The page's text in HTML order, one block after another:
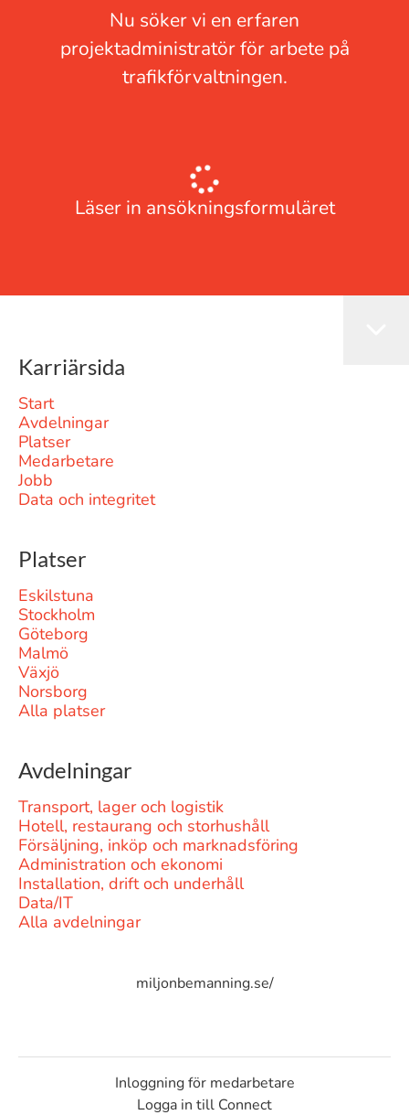
Nu söker vi en erfaren
projektadministratör för arbete på
trafikförvaltningen.
Läser in ansökningsformuläret
Karriärsida
Start
Avdelningar
Platser
Medarbetare
Jobb
Data och integritet
Platser
Eskilstuna
Stockholm
Göteborg
Malmö
Växjö
Norsborg
Alla platser
Avdelningar
Transport, lager och logistik
Hotell, restaurang och storhushåll
Försäljning, inköp och marknadsföring
Administration och ekonomi
Installation, drift och underhåll
Data/IT
Alla avdelningar
miljonbemanning.se/
Inloggning för medarbetare
Logga in till Connect